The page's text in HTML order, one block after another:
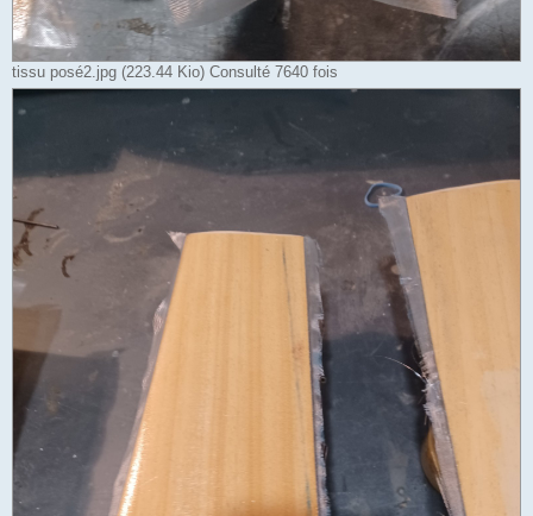
tissu posé2.jpg (223.44 Kio) Consulté 7640 fois